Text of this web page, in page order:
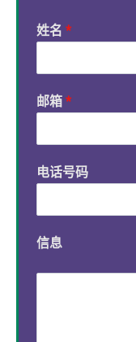
姓名 *
邮箱 *
电话号码
信息